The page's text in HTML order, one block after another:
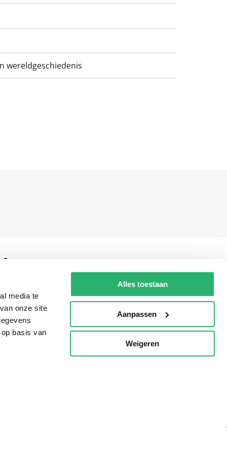
media te
onze site
basis van
Alles toestaan
Aanpassen
Weigeren
wereldgeschiedenis